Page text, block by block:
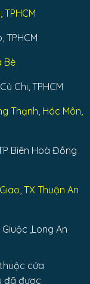
TPHCM
TPHCM
Bè
Chi, TPHCM
Thạnh, Hóc Môn,
Biên Hoà Đồng
TX Thuận An
,Long An
cửa
đã được